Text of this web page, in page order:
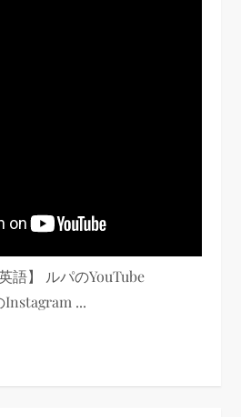
語】 ルパのYouTube
Instagram ...